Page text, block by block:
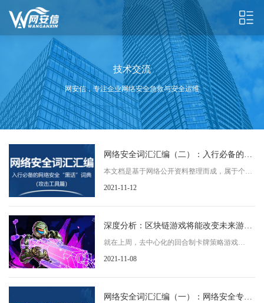
技术交流
网安信，专注企业网络安全急救与安全运维
网络安全词汇汇编（二）：入行必备的网
本文档是基于网络公开资料整理而成，属于个人
笔记性质。主要内容是汇编了一些网络安全的词
2021-11-12
深度分析：区块链游戏将能改变未来游戏
就在上周，去中心化的回合制卡牌策略游戏
AxieInfinity向我们展示了基于区块链的游戏所能
2021-11-08
网络安全词汇汇编（一）：网络安全专有